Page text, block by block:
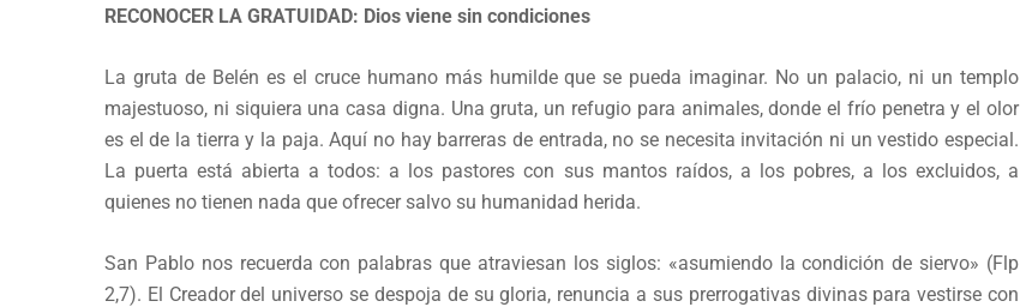
RECONOCER LA GRATUIDAD: Dios viene sin condiciones
La gruta de Belén es el cruce humano más humilde que se pueda imaginar. No un palacio, ni un templo
majestuoso, ni siquiera una casa digna. Una gruta, un refugio para animales, donde el frío penetra y el olor
es el de la tierra y la paja. Aquí no hay barreras de entrada, no se necesita invitación ni un vestido especial.
La puerta está abierta a todos: a los pastores con sus mantos raídos, a los pobres, a los excluidos, a
quienes no tienen nada que ofrecer salvo su humanidad herida.
San Pablo nos recuerda con palabras que atraviesan los siglos: «asumiendo la condición de siervo» (Flp
2,7). El Creador del universo se despoja de su gloria, renuncia a sus prerrogativas divinas para vestirse con